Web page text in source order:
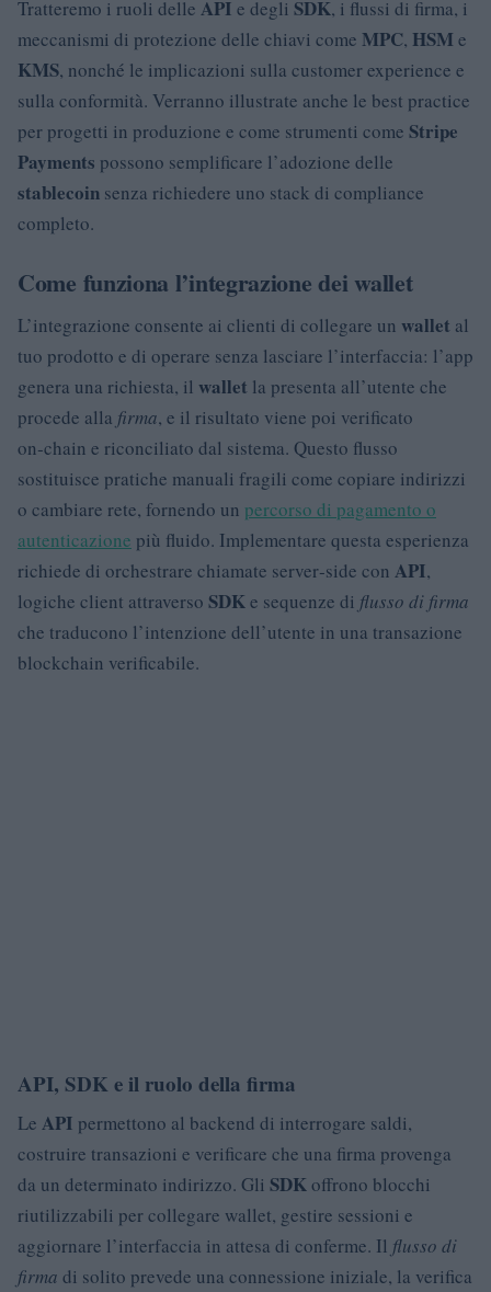
Tratteremo i ruoli delle API e degli SDK, i flussi di firma, i
meccanismi di protezione delle chiavi come MPC, HSM e
KMS, nonché le implicazioni sulla customer experience e
sulla conformità. Verranno illustrate anche le best practice
per progetti in produzione e come strumenti come Stripe
Payments possono semplificare l’adozione delle
stablecoin senza richiedere uno stack di compliance
completo.
Come funziona l’integrazione dei wallet
L’integrazione consente ai clienti di collegare un wallet al
tuo prodotto e di operare senza lasciare l’interfaccia: l’app
genera una richiesta, il wallet la presenta all’utente che
procede alla firma, e il risultato viene poi verificato
on‑chain e riconciliato dal sistema. Questo flusso
sostituisce pratiche manuali fragili come copiare indirizzi
o cambiare rete, fornendo un percorso di pagamento o
autenticazione più fluido. Implementare questa esperienza
richiede di orchestrare chiamate server‑side con API,
logiche client attraverso SDKe sequenze di flusso di firma
che traducono l’intenzione dell’utente in una transazione
blockchain verificabile.
API, SDK e il ruolo della firma
Le API permettono al backend di interrogare saldi,
costruire transazioni e verificare che una firma provenga
da un determinato indirizzo. Gli SDKoffrono blocchi
riutilizzabili per collegare wallet, gestire sessioni e
aggiornare l’interfaccia in attesa di conferme. Il flusso di
firma di solito prevede una connessione iniziale, la verifica